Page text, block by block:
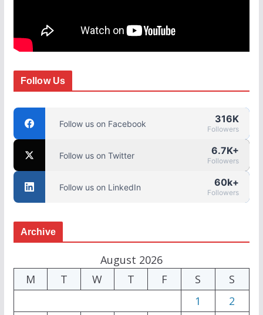
Follow Us
Follow us on Facebook 316K
Followers
Follow us on Twitter 6.7K+
Followers
Follow us on LinkedIn 60k+
Followers
Archive
August 2026
M
T W T F S
S
1
2